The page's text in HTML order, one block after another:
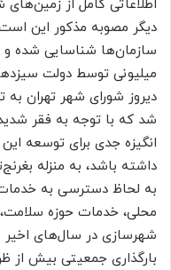
اطلاعاتی کامل از
دیگر مصوبه مذکور این
سازمان‌ها شناسایی شده و
میلیونی توسط دولت
دیروز شورای شهر تهران به
انگیزه جدی برای توسعه
داشته باشد، به منزله
به لحاظ دسترسی به
محلی، خدمات حوزه
شهرسازی در سال‌های اخیر
بارگذاری جمعیتی بیش از